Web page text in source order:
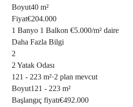
Boyut40 m²
Fiyat€204.000
1 Banyo 1 Balkon €5.000/m² daire
Daha Fazla Bilgi
2
2 Yatak Odası
121 - 223 m²·2 plan mevcut
Boyut121 - 223 m²
Başlangıç fiyatı€492.000